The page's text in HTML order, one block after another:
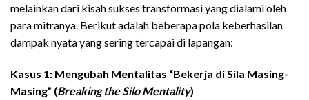
melainkan dari kisah sukses transformasi yang dialami oleh
para mitranya. Berikut adalah beberapa pola keberhasilan
dampak nyata yang sering tercapai di lapangan:
Kasus 1: Mengubah Mentalitas “Bekerja di Sila Masing-
Masing” (Breaking the Silo Mentality)